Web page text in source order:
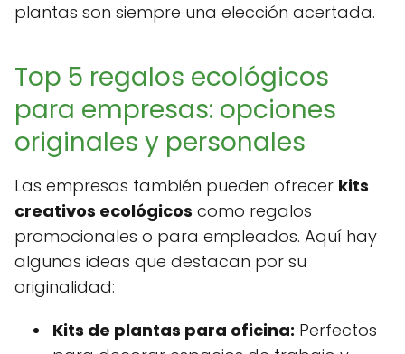
plantas son siempre una elección acertada.
Top 5 regalos ecológicos
para empresas: opciones
originales y personales
Las empresas también pueden ofrecer kits
creativos ecológicos como regalos
promocionales o para empleados. Aquí hay
algunas ideas que destacan por su
originalidad:
Kits de plantas para oficina: Perfectos